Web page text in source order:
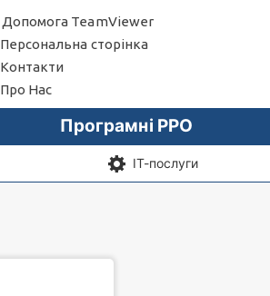
Допомога TeamViewer
Персональна сторiнка
Контакти
Про Нас
Програмні РРО
IT-послуги